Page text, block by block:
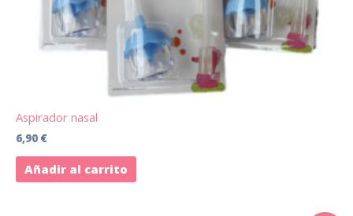
Aspirador nasal
6,90 €
Añadir al carrito